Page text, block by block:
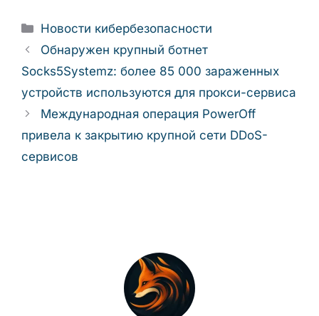
Рубрики
Новости кибербезопасности
Обнаружен крупный ботнет
Socks5Systemz: более 85 000 зараженных
устройств используются для прокси-сервиса
Международная операция PowerOff
привела к закрытию крупной сети DDoS-
сервисов